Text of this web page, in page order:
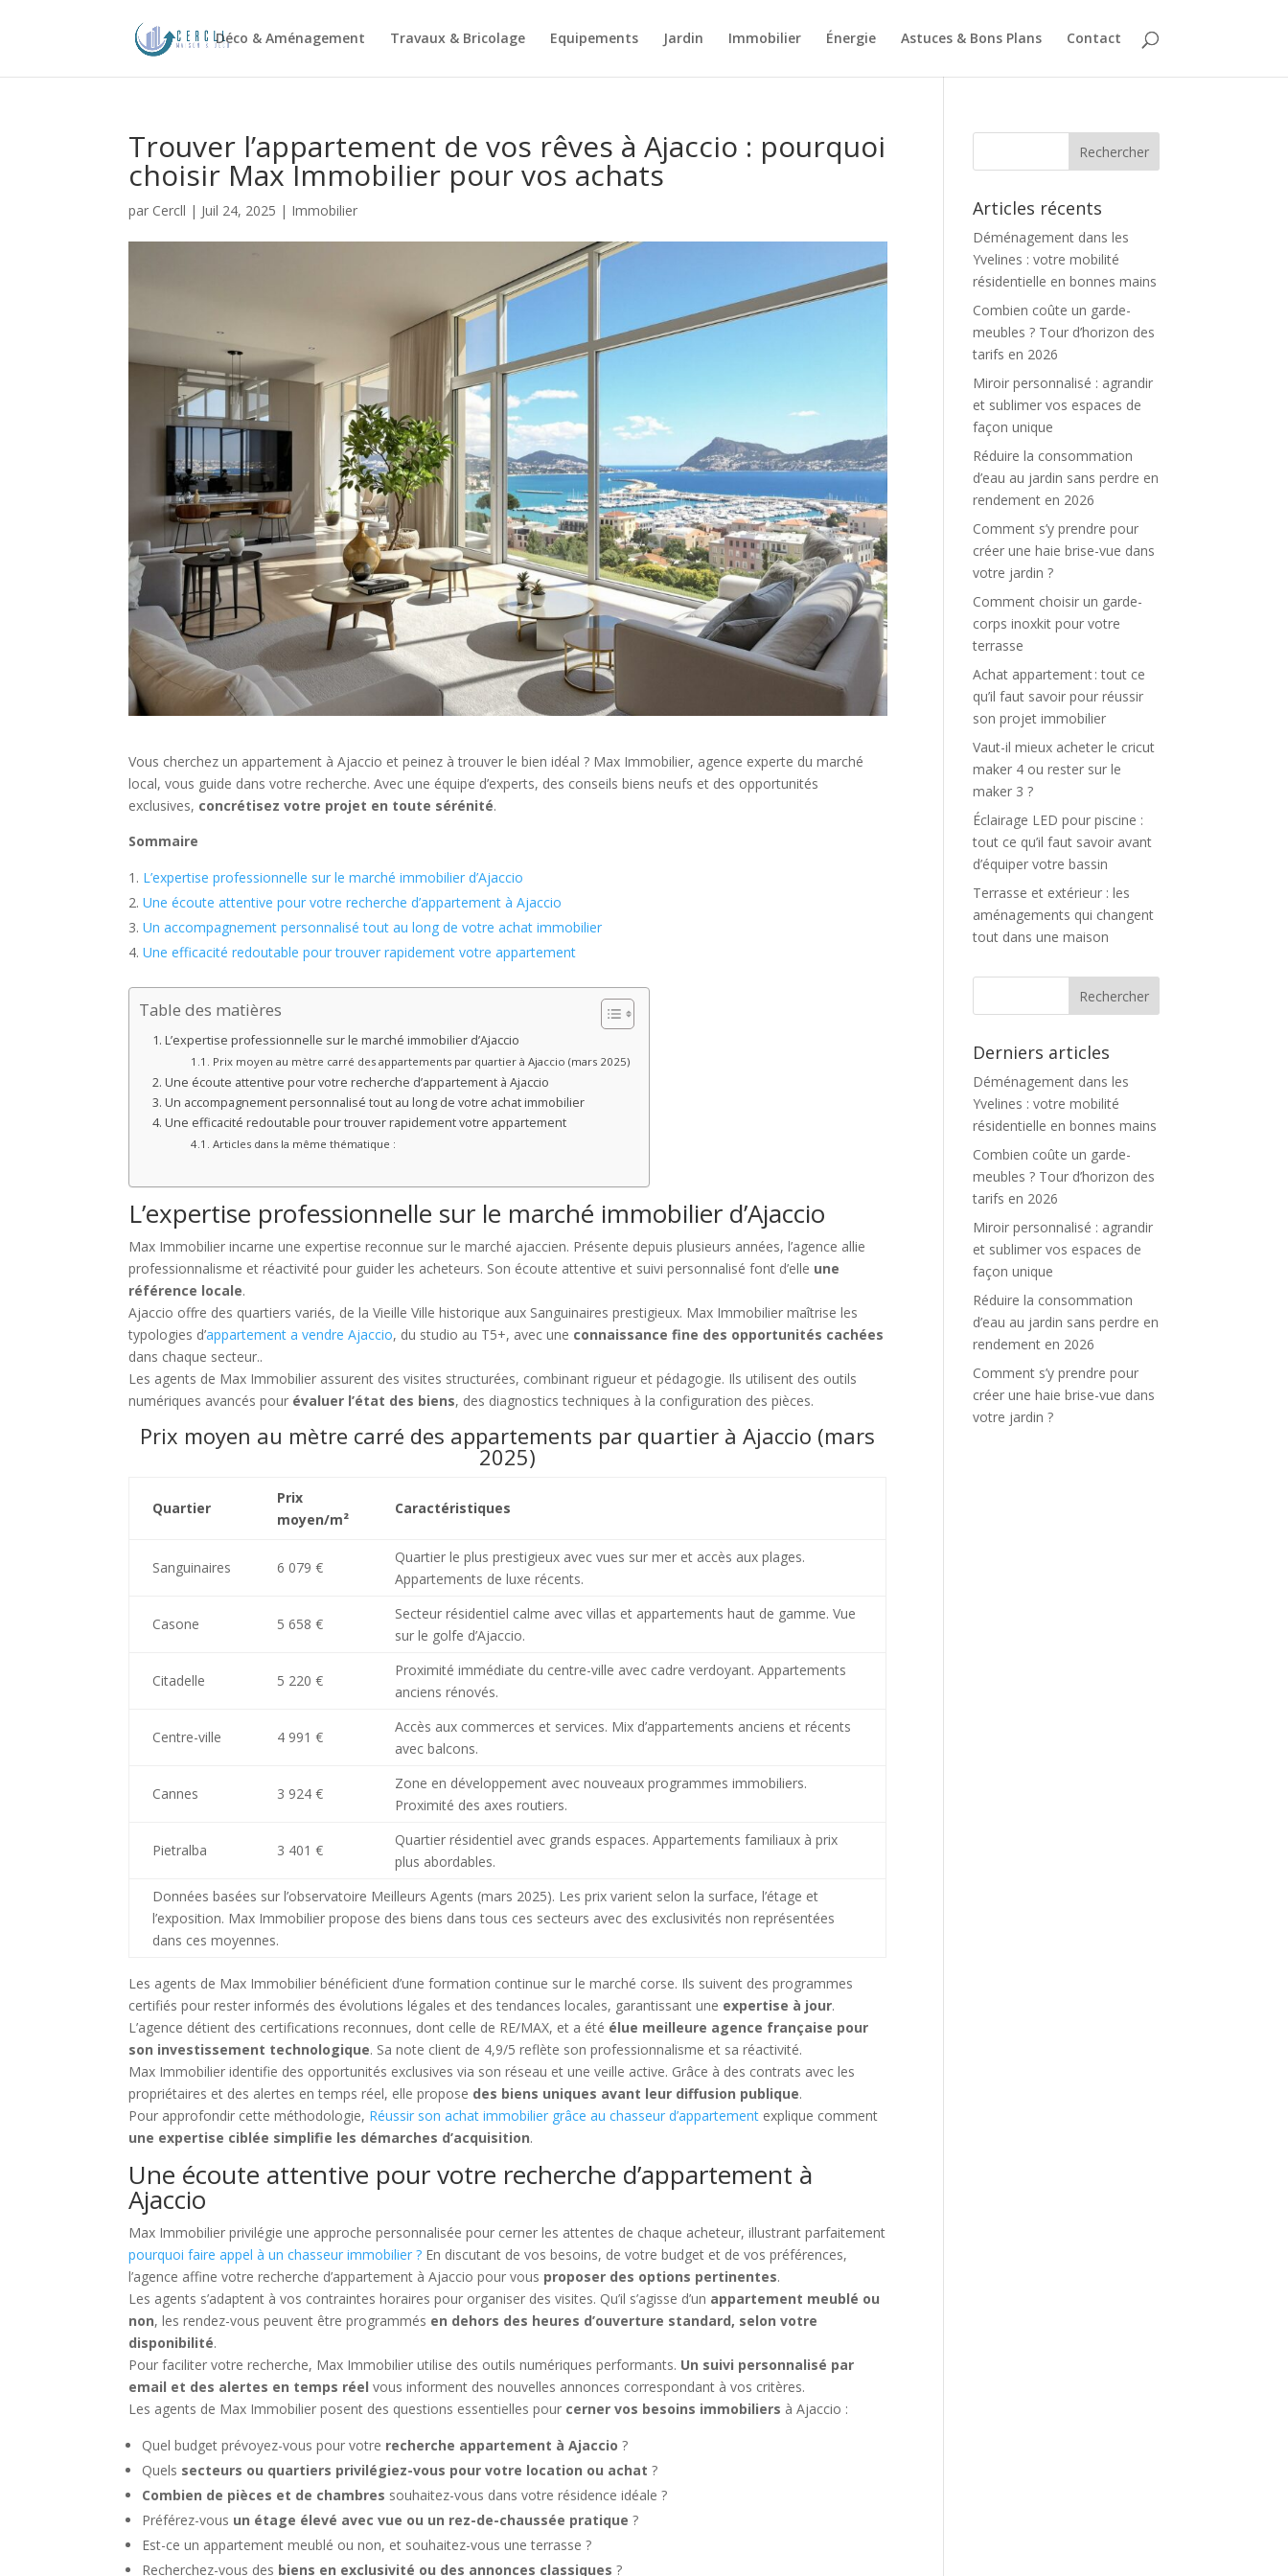
Déco & Aménagement Travaux & Bricolage Equipements Jardin Immobilier Énergie Astuces & Bons Plans Contact
Trouver l’appartement de vos rêves à Ajaccio : pourquoi
choisir Max Immobilier pour vos achats
par Cercll | Juil 24, 2025 | Immobilier
Vous cherchez un appartement à Ajaccio et peinez à trouver le bien idéal ? Max Immobilier, agence experte du marché
local, vous guide dans votre recherche. Avec une équipe d’experts, des conseils biens neufs et des opportunités
exclusives, concrétisez votre projet en toute sérénité.
Sommaire
L’expertise professionnelle sur le marché immobilier d’Ajaccio
Une écoute attentive pour votre recherche d’appartement à Ajaccio
Un accompagnement personnalisé tout au long de votre achat immobilier
Une efficacité redoutable pour trouver rapidement votre appartement
Table des matières
L’expertise professionnelle sur le marché immobilier d’Ajaccio
Prix moyen au mètre carré des appartements par quartier à Ajaccio (mars 2025)
Une écoute attentive pour votre recherche d’appartement à Ajaccio
Un accompagnement personnalisé tout au long de votre achat immobilier
Une efficacité redoutable pour trouver rapidement votre appartement
Articles dans la même thématique :
L’expertise professionnelle sur le marché immobilier d’Ajaccio
Max Immobilier incarne une expertise reconnue sur le marché ajaccien. Présente depuis plusieurs années, l’agence allie
professionnalisme et réactivité pour guider les acheteurs. Son écoute attentive et suivi personnalisé font d’elle une
référence locale.
Ajaccio offre des quartiers variés, de la Vieille Ville historique aux Sanguinaires prestigieux. Max Immobilier maîtrise les
typologies d’appartement a vendre Ajaccio, du studio au T5+, avec une connaissance fine des opportunités cachées
dans chaque secteur..
Les agents de Max Immobilier assurent des visites structurées, combinant rigueur et pédagogie. Ils utilisent des outils
numériques avancés pour évaluer l’état des biens, des diagnostics techniques à la configuration des pièces.
Prix moyen au mètre carré des appartements par quartier à Ajaccio (mars
2025)
Quartier
Prix
moyen/m²
Caractéristiques
Sanguinaires 6 079 €
Quartier le plus prestigieux avec vues sur mer et accès aux plages.
Appartements de luxe récents.
Casone 5 658 €
Secteur résidentiel calme avec villas et appartements haut de gamme. Vue
sur le golfe d’Ajaccio.
Citadelle 5 220 €
Proximité immédiate du centre-ville avec cadre verdoyant. Appartements
anciens rénovés.
Centre-ville 4 991 €
Accès aux commerces et services. Mix d’appartements anciens et récents
avec balcons.
Cannes 3 924 €
Zone en développement avec nouveaux programmes immobiliers.
Proximité des axes routiers.
Pietralba 3 401 €
Quartier résidentiel avec grands espaces. Appartements familiaux à prix
plus abordables.
Données basées sur l’observatoire Meilleurs Agents (mars 2025). Les prix varient selon la surface, l’étage et
l’exposition. Max Immobilier propose des biens dans tous ces secteurs avec des exclusivités non représentées
dans ces moyennes.
Les agents de Max Immobilier bénéficient d’une formation continue sur le marché corse. Ils suivent des programmes
certifiés pour rester informés des évolutions légales et des tendances locales, garantissant une expertise à jour.
L’agence détient des certifications reconnues, dont celle de RE/MAX, et a été élue meilleure agence française pour
son investissement technologique. Sa note client de 4,9/5 reflète son professionnalisme et sa réactivité.
Max Immobilier identifie des opportunités exclusives via son réseau et une veille active. Grâce à des contrats avec les
propriétaires et des alertes en temps réel, elle propose des biens uniques avant leur diffusion publique.
Pour approfondir cette méthodologie, Réussir son achat immobilier grâce au chasseur d’appartement explique comment
une expertise ciblée simplifie les démarches d’acquisition.
Une écoute attentive pour votre recherche d’appartement à
Ajaccio
Max Immobilier privilégie une approche personnalisée pour cerner les attentes de chaque acheteur, illustrant parfaitement
pourquoi faire appel à un chasseur immobilier ? En discutant de vos besoins, de votre budget et de vos préférences,
l’agence affine votre recherche d’appartement à Ajaccio pour vous proposer des options pertinentes.
Les agents s’adaptent à vos contraintes horaires pour organiser des visites. Qu’il s’agisse d’un appartement meublé ou
non, les rendez-vous peuvent être programmés en dehors des heures d’ouverture standard, selon votre
disponibilité.
Pour faciliter votre recherche, Max Immobilier utilise des outils numériques performants. Un suivi personnalisé par
email et des alertes en temps réel vous informent des nouvelles annonces correspondant à vos critères.
Les agents de Max Immobilier posent des questions essentielles pour cerner vos besoins immobiliers à Ajaccio :
Quel budget prévoyez-vous pour votre recherche appartement à Ajaccio ?
Quels secteurs ou quartiers privilégiez-vous pour votre location ou achat ?
Combien de pièces et de chambres souhaitez-vous dans votre résidence idéale ?
Préférez-vous un étage élevé avec vue ou un rez-de-chaussée pratique ?
Est-ce un appartement meublé ou non, et souhaitez-vous une terrasse ?
Recherchez-vous des biens en exclusivité ou des annonces classiques ?
Articles récents
Déménagement dans les
Yvelines : votre mobilité
résidentielle en bonnes mains
Combien coûte un garde-
meubles ? Tour d’horizon des
tarifs en 2026
Miroir personnalisé : agrandir
et sublimer vos espaces de
façon unique
Réduire la consommation
d’eau au jardin sans perdre en
rendement en 2026
Comment s’y prendre pour
créer une haie brise-vue dans
votre jardin ?
Comment choisir un garde-
corps inoxkit pour votre
terrasse
Achat appartement : tout ce
qu’il faut savoir pour réussir
son projet immobilier
Vaut-il mieux acheter le cricut
maker 4 ou rester sur le
maker 3 ?
Éclairage LED pour piscine :
tout ce qu’il faut savoir avant
d’équiper votre bassin
Terrasse et extérieur : les
aménagements qui changent
tout dans une maison
Derniers articles
Déménagement dans les
Yvelines : votre mobilité
résidentielle en bonnes mains
Combien coûte un garde-
meubles ? Tour d’horizon des
tarifs en 2026
Miroir personnalisé : agrandir
et sublimer vos espaces de
façon unique
Réduire la consommation
d’eau au jardin sans perdre en
rendement en 2026
Comment s’y prendre pour
créer une haie brise-vue dans
votre jardin ?